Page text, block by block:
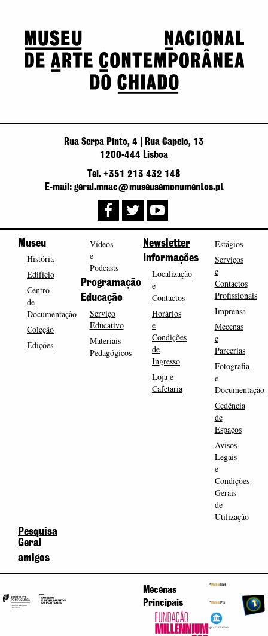
Rua Serpa Pinto, 4 | Rua Capelo, 13
1200-444 Lisboa
Tel. +351 213 432 148
E-mail: geral.mnac@museusemonumentos.pt
Museu
História
Edifício
Centro
de
Documentação
Coleção
Edições
Vídeos
e
Podcasts
Programação
Educação
Serviço
Educativo
Materiais
Pedagógicos
Newsletter
Informações
Localização
e
Contactos
Horários
e
Condições
de
Ingresso
Loja e
Cafetaria
Estágios
Serviços
e
Contactos
Profissionais
Imprensa
Mecenas
e
Parcerias
Fotografia
e
Documentação
Cedência
de
Espaços
Avisos
Legais
e
Condições
Gerais
de
Utilização
Pesquisa
Geral
amigos
Mecenas
Principais